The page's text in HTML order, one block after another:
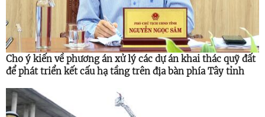
Cho ý kiến về phương án xử lý các dự án khai thác quỹ đất
để phát triển kết cấu hạ tầng trên địa bàn phía Tây tỉnh